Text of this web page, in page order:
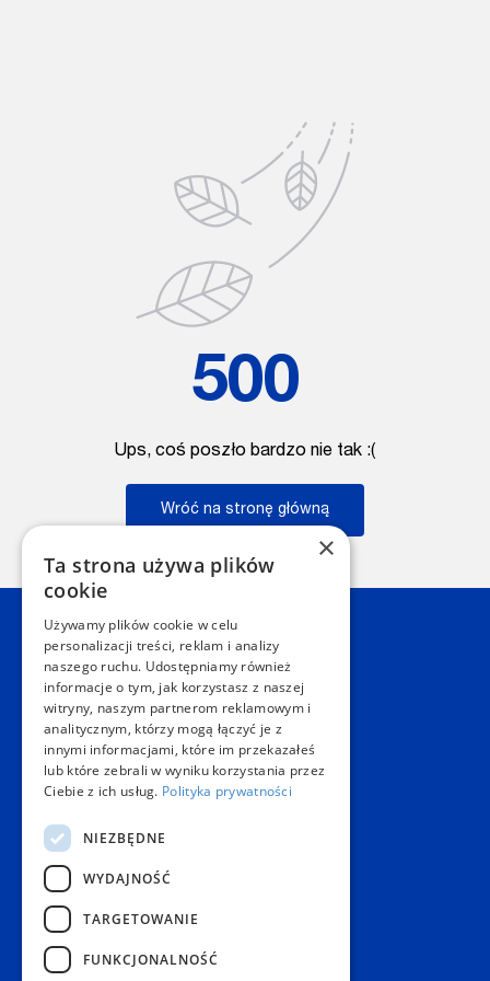
500
Ups, coś poszło bardzo nie tak :(
Wróć na stronę główną
Kontakt
Dział Obsługi Klienta Warszawa
Czynne: NON-STOP
Telefon:+48 22 628 62 52
E-mail: kontakt@copygeneral.pl
Punkty
Aleje Jerozolimskie 93
02-001 Warszawa
Czynne:
Pon. - Sob.: 08:00 - 20:00
Niedz.: nieczynne
Popularne produkty
×
Ta strona używa plików
cookie
Używamy plików cookie w celu
personalizacji treści, reklam i analizy
naszego ruchu. Udostępniamy również
informacje o tym, jak korzystasz z naszej
witryny, naszym partnerom reklamowym i
analitycznym, którzy mogą łączyć je z
innymi informacjami, które im przekazałeś
lub które zebrali w wyniku korzystania przez
Ciebie z ich usług. Polityka prywatności
NIEZBĘDNE
WYDAJNOŚĆ
TARGETOWANIE
FUNKCJONALNOŚĆ